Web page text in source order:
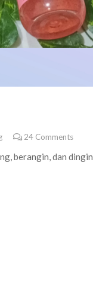
24 Comments
berangin, dan dingin